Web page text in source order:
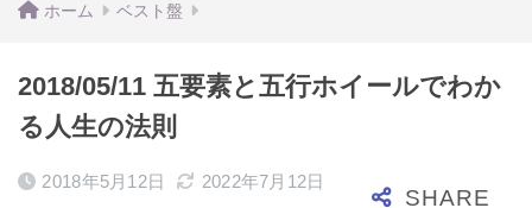
ホーム ベスト盤
2018/05/11 五要素と五行ホイールでわか
る人生の法則
2018年5月12日 2022年7月12日